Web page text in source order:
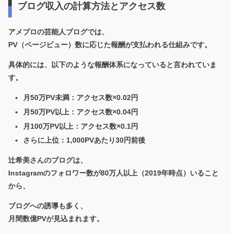
ブログ収入の計算方法とアクセス数
アメブロの芸能人ブログでは、
PV（ページビュー）数に応じた報酬が支払われる仕組みです。
具体的には、以下のような報酬体系になっていると言われていま
す。
月50万PV未満：アクセス数×0.02円
月50万PV以上：アクセス数×0.04円
月100万PV以上：アクセス数×0.1円
さらに上位：1,000PVあたり30円前後
辻希美さんのブログは、
Instagramのフォロワー数が80万人以上（2019年時点）いること
から、
ブログへの誘導も多く、
月間数億PVが見込まれます。